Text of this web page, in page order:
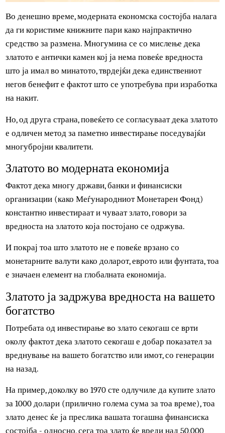
Во денешно време, модерната економска состојба
да ги користиме книжните пари како најпрактично
средство за размена. Многумина се со мислење дека
златото е антички камен кој ја нема повеќе вредноста
што ја имал во минатото, тврдејќи дека единствениот
негов бенефит е фактот што се употребува при
на накит.
Но, од друга страна, повеќето се согласуваат дека
е одличен метод за паметно инвестирање поседувајќи
многубројни квалитети.
Златото во модерната економија
Фактот дека многу држави, банки и финансиски
организации (како Меѓународниот Монетарен Фонд)
вредноста на златото која постојано се одржува.
И покрај тоа што златото не е повеќе врзано со
е значаен елемент на глобалната економија.
Златото ја задржува вредноста на
богатство
Потребата од инвестирање во злато секогаш се врти
околу фактот дека златото секогаш е добар показател за
вреднување на вашето богатство или имот, со генерации
на назад.
На пример, доколку во 1970 сте одлучиле да купите